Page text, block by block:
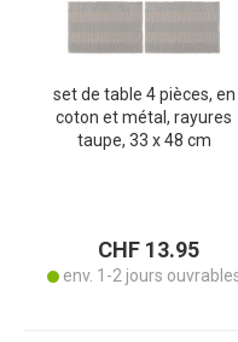
set de table 4 pièces, en
coton et métal, rayures
taupe, 33 x 48 cm
CHF 13.95
env. 1-2 jours